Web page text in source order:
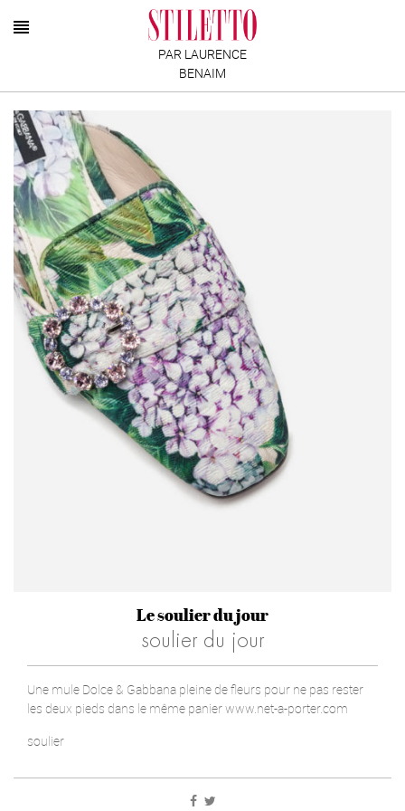
PAR LAURENCE
BENAIM
Le soulier du jour
soulier du jour
Une mule Dolce & Gabbana pleine de fleurs pour ne pas rester
les deux pieds dans le même panier www.net-a-porter.com
soulier